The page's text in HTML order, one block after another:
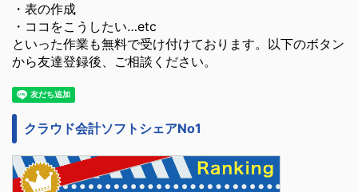
・表の作成
・ココをこうしたい…etc
といった作業も無料で受け付けております。以下のボタン
から友達登録後、ご相談ください。
クラウド会計ソフトシェアNo1